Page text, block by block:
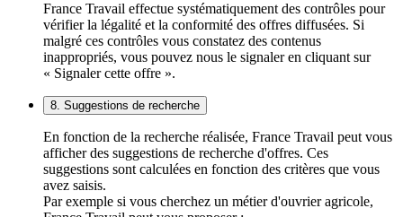
France Travail effectue systématiquement des contrôles pour
vérifier la légalité et la conformité des offres diffusées. Si
malgré ces contrôles vous constatez des contenus
inappropriés, vous pouvez nous le signaler en cliquant sur
« Signaler cette offre ».
8. Suggestions de recherche
En fonction de la recherche réalisée, France Travail peut vous
afficher des suggestions de recherche d'offres. Ces
suggestions sont calculées en fonction des critères que vous
avez saisis.
Par exemple si vous cherchez un métier d'ouvrier agricole,